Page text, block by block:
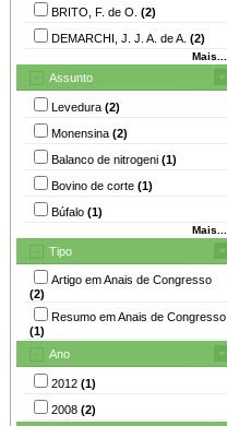
BRITO, F. de O. (2)
DEMARCHI, J. J. A. de A. (2)
Mais...
Assunto
Levedura (2)
Monensina (2)
Balanco de nitrogeni (1)
Bovino de corte (1)
Búfalo (1)
Mais...
Tipo
Artigo em Anais de Congresso
(2)
Resumo em Anais de Congresso
(1)
Ano
2012 (1)
2008 (2)